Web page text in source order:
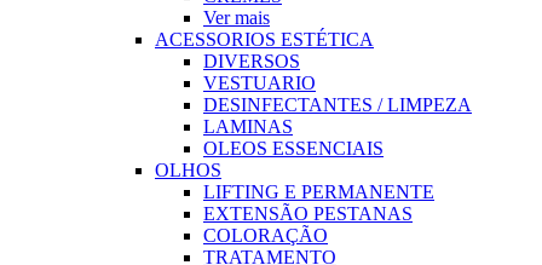
Ver mais
ACESSORIOS ESTÉTICA
DIVERSOS
VESTUARIO
DESINFECTANTES / LIMPEZA
LAMINAS
OLEOS ESSENCIAIS
OLHOS
LIFTING E PERMANENTE
EXTENSÃO PESTANAS
COLORAÇÃO
TRATAMENTO